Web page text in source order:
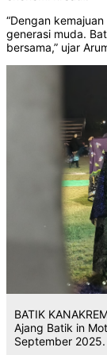
‎“Dengan
generasi muda.
bersama,” ujar
BATIK
Ajang Batik in
September